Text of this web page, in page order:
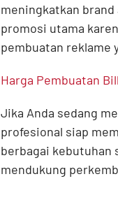
meningkatkan
promosi utama
pembuatan reklame
Harga Pembuatan
Jika Anda sedang
profesional siap
berbagai kebutuhan
mendukung